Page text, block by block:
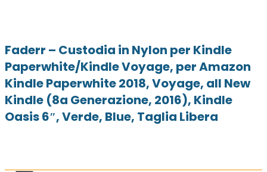
Faderr – Custodia in Nylon per Kindle
Paperwhite/Kindle Voyage, per Amazon
Kindle Paperwhite 2018, Voyage, all New
Kindle (8a Generazione, 2016), Kindle
Oasis 6″, Verde, Blue, Taglia Libera